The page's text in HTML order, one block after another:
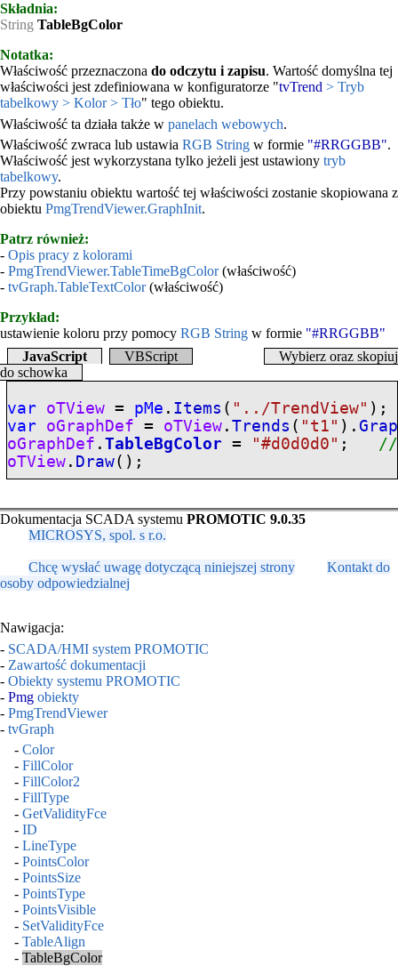
Składnia:
String TableBgColor
Notatka:
Właściwość przeznaczona do odczytu i zapisu. Wartość domyślna tej
właściwości jest zdefiniowana w konfiguratorze "tvTrend > Tryb
tabelkowy > Kolor > Tło" tego obiektu.
Właściwość ta działa także w panelach webowych.
Właściwość zwraca lub ustawia RGB String w formie "#RRGGBB".
Właściwość jest wykorzystana tylko jeżeli jest ustawiony tryb
tabelkowy.
Przy powstaniu obiektu wartość tej właściwości zostanie skopiowana z
obiektu PmgTrendViewer.GraphInit.
Patrz również:
- Opis pracy z kolorami
- PmgTrendViewer.TableTimeBgColor(właściwość)
- tvGraph.TableTextColor(właściwość)
Przykład:
ustawienie koloru przy pomocy RGB String w formie "#RRGGBB"
JavaScript
VBScript
Wybierz oraz skopiuj
do schowka
var oTView = pMe . Items ( "../TrendView" );
var oGraphDef = oTView .Trends ( "t1" ).
oGraphDef .TableBgColor = "#d0d0d0" ; //
oTView . Draw();
Dokumentacja SCADA systemu PROMOTIC 9.0.35
MICROSYS, spol. s r.o.
Chcę wysłać uwagę dotyczącą niniejszej strony
Kontakt do
osoby odpowiedzialnej
Nawigacja:
- SCADA/HMI system PROMOTIC
- Zawartość dokumentacji
- Obiekty systemu PROMOTIC
- Pmg obiekty
- PmgTrendViewer
- tvGraph
- Color
- FillColor
- FillColor2
- FillType
- GetValidityFce
- ID
- LineType
- PointsColor
- PointsSize
- PointsType
- PointsVisible
- SetValidityFce
- TableAlign
- TableBgColor